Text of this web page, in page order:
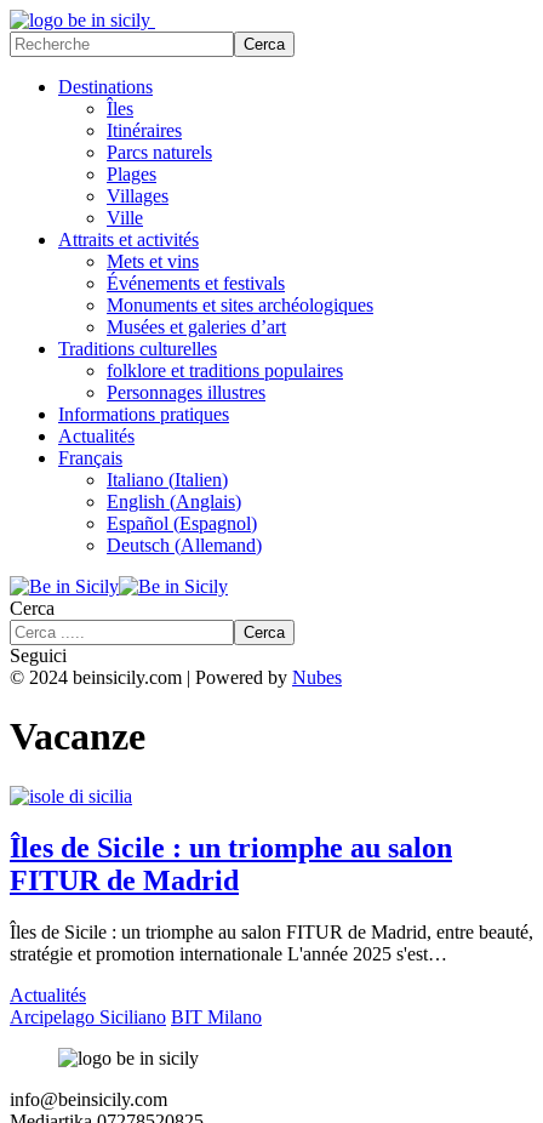
Destinations
Îles
Itinéraires
Parcs naturels
Plages
Villages
Ville
Attraits et activités
Mets et vins
Événements et festivals
Monuments et sites archéologiques
Musées et galeries d’art
Traditions culturelles
folklore et traditions populaires
Personnages illustres
Informations pratiques
Actualités
Français
Italiano (Italien)
English (Anglais)
Español (Espagnol)
Deutsch (Allemand)
Cerca
Seguici
© 2024 beinsicily.com | Powered by Nubes
Vacanze
Îles de Sicile : un triomphe au salon
FITUR de Madrid
Îles de Sicile : un triomphe au salon FITUR de Madrid, entre beauté,
stratégie et promotion internationale L'année 2025 s'est…
Actualités
Arcipelago Siciliano BIT Milano
info@beinsicily.com